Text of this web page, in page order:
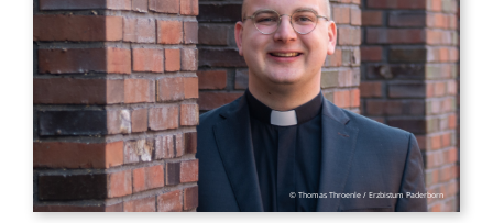
© Thomas Throenle / Erzbistum Paderborn